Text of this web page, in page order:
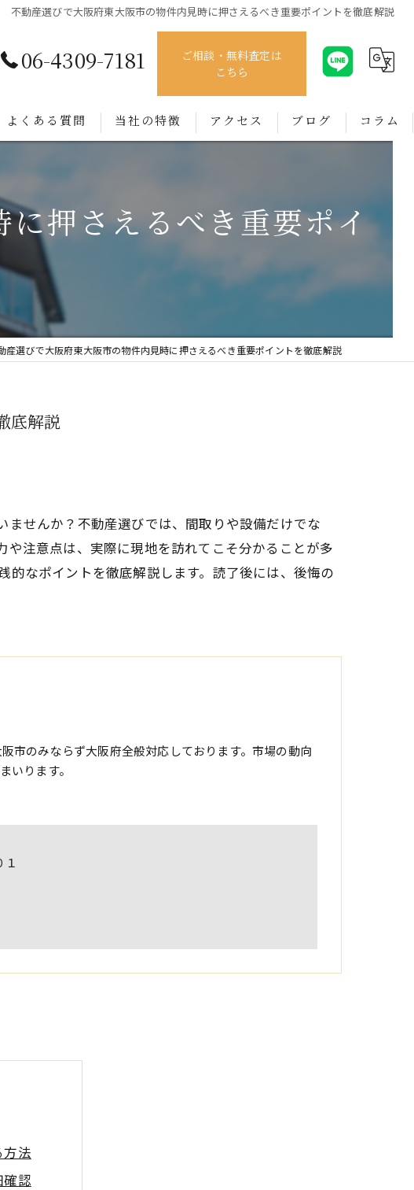
不動産選びで大阪府東大阪市の物件内見時に押さえるべき重要ポイントを徹底解説
06-4309-7181
ご相談・無料査定は
こちら
よくある質問 当社の特徴
賃貸
アクセス ブログ コラム
押さえるべき重要ポイ
産選びで大阪府東大阪市の物件内見時に押さえるべき重要ポイントを徹底解説
底解説
せんか？不動産選びでは、間取りや設備だけでな
注意点は、実際に現地を訪れてこそ分かることが多
なポイントを徹底解説します。読了後には、後悔の
市のみならず大阪府全般対応しております。市場の動向
いります。
方法
確認